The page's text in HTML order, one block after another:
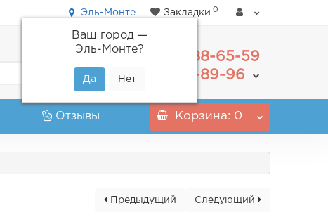
Эль-Монте
Ваш город —
Эль-Монте?
Закладки 0
488-65-59
+7(800) 555-89-96
Отзывы Корзина: 0
Следующий
Предыдущий